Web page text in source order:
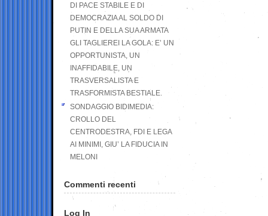
DI PACE STABILE E DI
DEMOCRAZIA AL SOLDO DI
PUTIN E DELLA SUA ARMATA
GLI TAGLIEREI LA GOLA: E’ UN
OPPORTUNISTA, UN
INAFFIDABILE, UN
TRASVERSALISTA E
TRASFORMISTA BESTIALE.
SONDAGGIO BIDIMEDIA:
CROLLO DEL
CENTRODESTRA, FDI E LEGA
AI MINIMI, GIU’ LA FIDUCIA IN
MELONI
Commenti recenti
Log In